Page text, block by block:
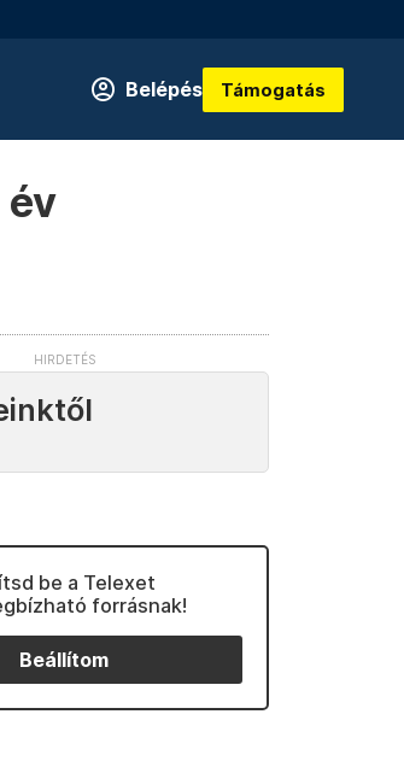
Belépés Támogatás
év
be a Telexet
forrásnak!
Beállítom